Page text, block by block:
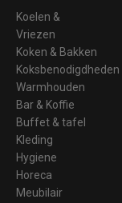
Koelen &
Vriezen
Koken & Bakken
Koksbenodigdheden
Warmhouden
Bar & Koffie
Buffet & tafel
Kleding
Hygiene
Horeca
Meubilair